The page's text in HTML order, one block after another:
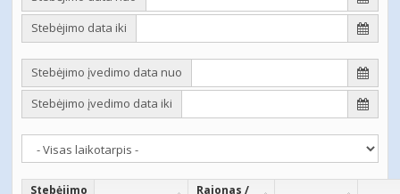
Stebėjimo data iki
Stebėjimo įvedimo data nuo
Stebėjimo įvedimo data iki
Stebėjimo
Rajonas /